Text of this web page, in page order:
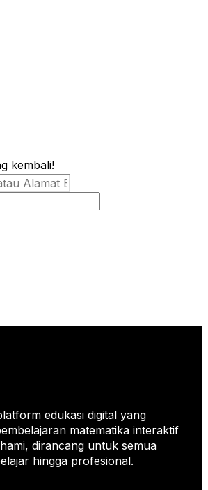
kembali!
edukasi digital yang
matematika interaktif
dirancang untuk semua
hingga profesional.